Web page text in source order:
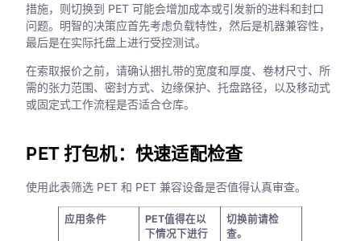
措施，则切换到 PET 可能会增加成本或引发新的进料和封口
问题。明智的决策应首先考虑负载特性，然后是机器兼容性，
最后是在实际托盘上进行受控测试。
在索取报价之前，请确认捆扎带的宽度和厚度、卷材尺寸、所
需的张力范围、密封方式、边缘保护、托盘路径，以及移动式
或固定式工作流程是否适合仓库。
PET 打包机：快速适配检查
使用此表筛选 PET 和 PET 兼容设备是否值得认真审查。
应用条件
PET值得在以
下情况下进行
切换前请检
查。